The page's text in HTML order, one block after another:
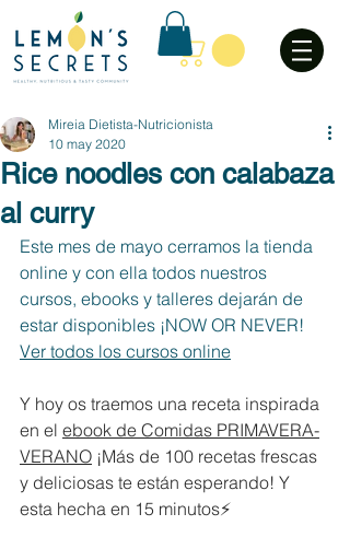
Rice noodles con calabaza
al curry
Mireia Dietista-Nutricionista
10 may 2020
Este mes de mayo cerramos la tienda
online y con ella todos nuestros
cursos, ebooks y talleres dejarán de
estar disponibles ¡NOW OR NEVER!
Ver todos los cursos online
Y hoy os traemos una receta inspirada
en el ebook de Comidas PRIMAVERA-
VERANO ¡Más de 100 recetas frescas
y deliciosas te están esperando! Y
esta hecha en 15 minutos⚡️